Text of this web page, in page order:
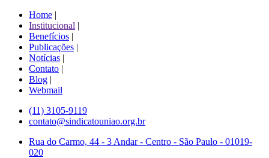
Home |
Institucional |
Benefícios |
Publicações |
Notícias |
Contato |
Blog |
Webmail
(11) 3105-9119
contato@sindicatouniao.org.br
Rua do Carmo, 44 - 3 Andar - Centro - São Paulo - 01019-
020